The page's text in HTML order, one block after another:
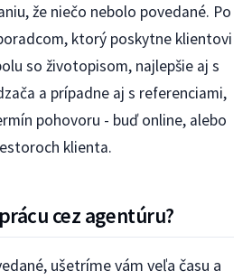
že niečo nebolo povedané. Po
ktorý poskytne klientovi
so životopisom, najlepšie aj s
a prípadne aj s referenciami,
pohovoru - buď online, alebo
klienta.
cez agentúru?
ušetríme vám veľa času a